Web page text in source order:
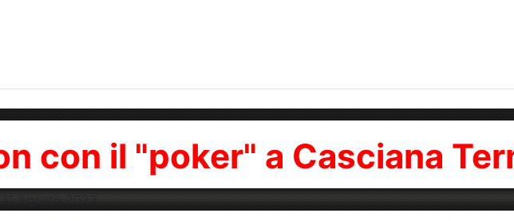
con il "poker" a Casciana
Agosto 2023